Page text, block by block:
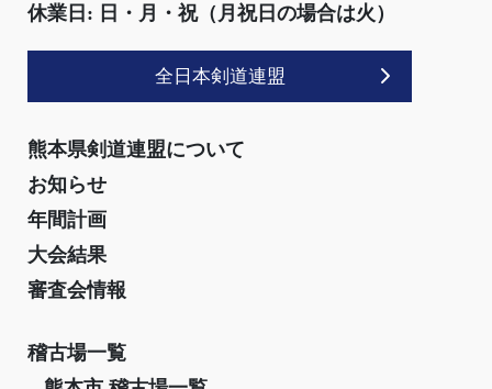
休業日: 日・月・祝（月祝日の場合は火）
全日本剣道連盟
熊本県剣道連盟について
お知らせ
年間計画
大会結果
審査会情報
稽古場一覧